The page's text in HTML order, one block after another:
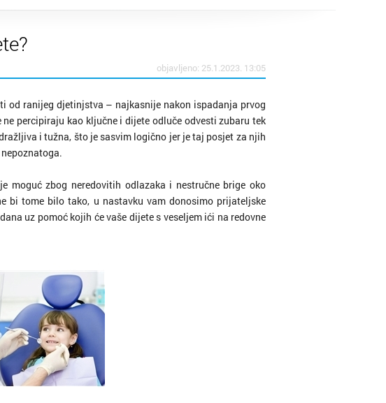
objavljeno: 25.1.2023. 13:05
od ranijeg djetinjstva – najkasnije nakon ispadanja prvog
percipiraju kao ključne i dijete odluče odvesti zubaru tek
i tužna, što je sasvim logično jer je taj posjet za njih
moguć zbog neredovitih odlazaka i nestručne brige oko
bi tome bilo tako, u nastavku vam donosimo prijateljske
uz pomoć kojih će vaše dijete s veseljem ići na redovne